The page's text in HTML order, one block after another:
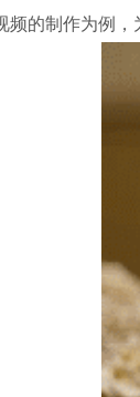
频的制作为例